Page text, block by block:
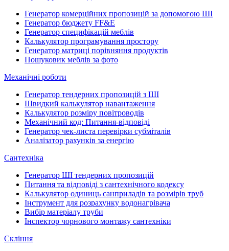
Генератор комерційних пропозицій за допомогою ШІ
Генератор бюджету FF&E
Генератор специфікацій меблів
Калькулятор програмування простору
Генератор матриці порівняння продуктів
Пошуковик меблів за фото
Механічні роботи
Генератор тендерних пропозицій з ШІ
Швидкий калькулятор навантаження
Калькулятор розміру повітроводів
Механічний код: Питання-відповіді
Генератор чек-листа перевірки субміталів
Аналізатор рахунків за енергію
Сантехніка
Генератор ШІ тендерних пропозицій
Питання та відповіді з сантехнічного кодексу
Калькулятор одиниць санприладів та розмірів труб
Інструмент для розрахунку водонагрівача
Вибір матеріалу труби
Інспектор чорнового монтажу сантехніки
Скління